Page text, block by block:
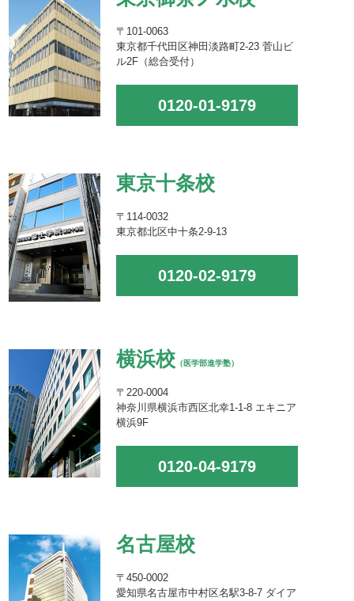
〒101-0063
東京都千代田区神田淡路町2-23 菅山ビ
ル2F（総合受付）
0120-01-9179
東京十条校
〒114-0032
東京都北区中十条2-9-13
0120-02-9179
横浜校 （医学部進学塾）
〒220-0004
神奈川県横浜市西区北幸1-1-8 エキニア
横浜9F
0120-04-9179
名古屋校
〒450-0002
愛知県名古屋市中村区名駅3-8-7 ダイア